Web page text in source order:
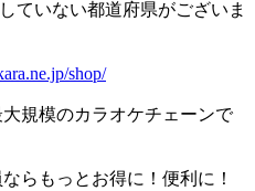
ていない都道府県がございま
shop/
規模のカラオケチェーンで
らもっとお得に！便利に！